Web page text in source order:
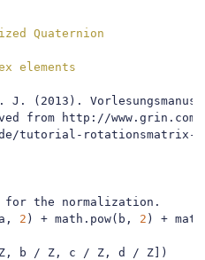
Quaternion
elements
J. (2013).
from http://
tutorial-rotationsmatrix-
for the normalization.
a , 2 ) + math . pow( b , 2 ) + math
, b / Z , c / Z , d / Z ])